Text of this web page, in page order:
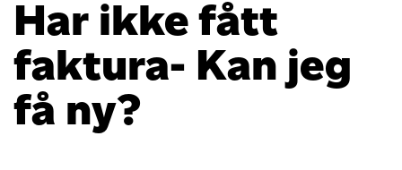
Har ikke fått
faktura- Kan jeg
få ny?